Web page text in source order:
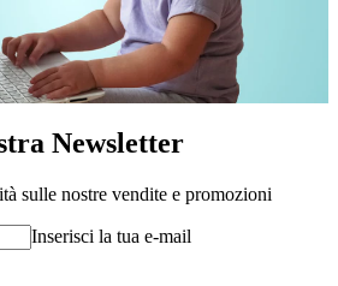
Newsletter
sulle nostre vendite e promozioni
Inserisci la tua e-mail